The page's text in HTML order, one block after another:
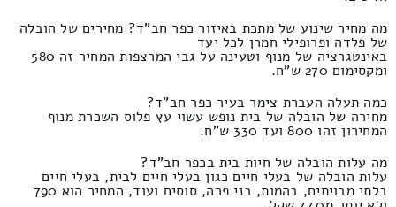
מה מחיר שינוע של מתכת באיזור כפר חב"ד? מחירים של הובלה
של פלדה ופרופילי חמרן לכל יעד
באינטגרציה של מנוף וטעינה על גבי המרצפות המחיר זה 580
ומקסימום 270 ש"ח.
כמה תעלה העברת צימר בעיר כפר חב"ד?
מחירה של הובלה של בית נופש עשוי עץ פלוס השכרת מנוף
המחירון זהו 800 ועד 330 ש"ח.
מה עלות הובלה של חיות בית בכפר חב"ד?
עלות הובלה של בעלי חיים כגון בעלי חיים לבית, בעלי חיים
בלתי מבויתים, בהמות, בני פרה, סוסים ועוד, המחיר הוא 790